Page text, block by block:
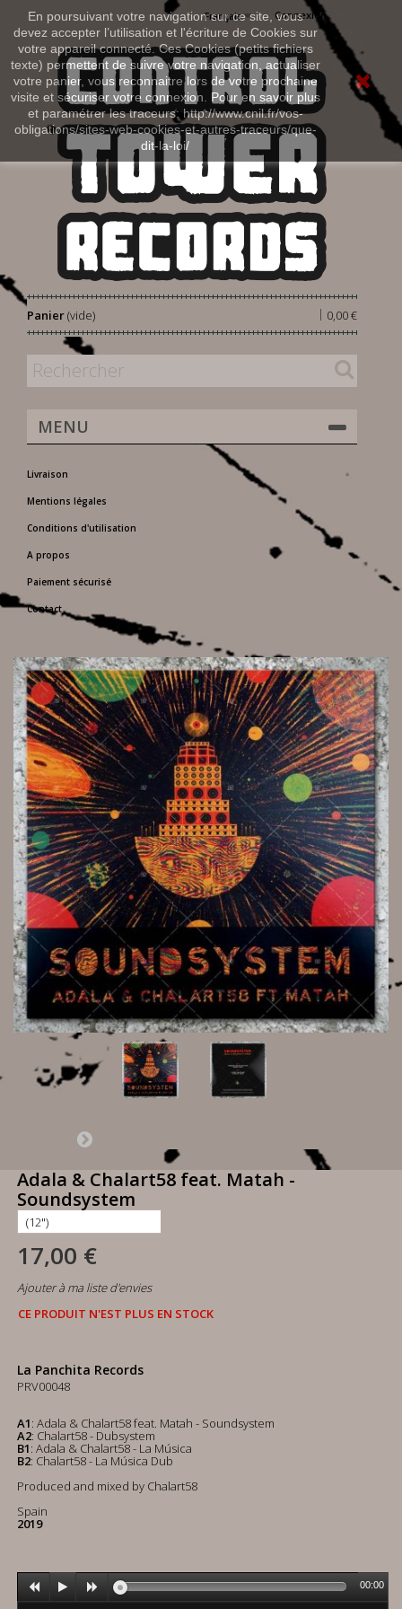
En poursuivant votre navigation sur ce site, vous
devez accepter l’utilisation et l'écriture de Cookies sur
votre appareil connecté. Ces Cookies (petits fichiers
texte) permettent de suivre votre navigation, actualiser
votre panier, vous reconnaitre lors de votre prochaine
visite et sécuriser votre connexion. Pour en savoir plus
et paramétrer les traceurs: http://www.cnil.fr/vos-
obligations/sites-web-cookies-et-autres-traceurs/que-
dit-la-loi/
Connexion
Français
Panier 0,00 €
|
(vide)
MENU
Livraison
Mentions légales
Conditions d'utilisation
A propos
Paiement sécurisé
Contact
Adala & Chalart58 feat. Matah -
Soundsystem
17,00 €
Ajouter à ma liste d'envies
CE PRODUIT N'EST PLUS EN STOCK
La Panchita Records
PRV00048
A1: Adala & Chalart58 feat. Matah - Soundsystem
A2: Chalart58 - Dubsystem
B1: Adala & Chalart58 - La Música
B2: Chalart58 - La Música Dub
Produced and mixed by Chalart58
Spain
2019
00:00